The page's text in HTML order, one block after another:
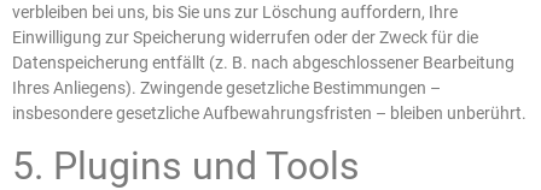
verbleiben bei uns, bis Sie uns zur Löschung auffordern, Ihre
Einwilligung zur Speicherung widerrufen oder der Zweck für die
Datenspeicherung entfällt (z. B. nach abgeschlossener Bearbeitung
Ihres Anliegens). Zwingende gesetzliche Bestimmungen –
insbesondere gesetzliche Aufbewahrungsfristen – bleiben unberührt.
5. Plugins und Tools